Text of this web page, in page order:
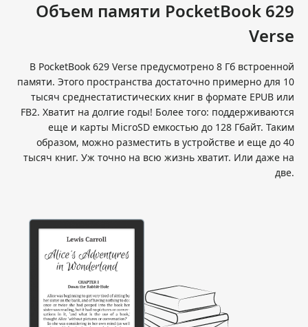
Объем памяти PocketBook 629
Verse
В PocketBook 629 Verse предусмотрено 8 Гб встроенной
памяти. Этого пространства достаточно примерно для 10
тысяч среднестатистических книг в формате EPUB или
FB2. Хватит на долгие годы! Более того: поддерживаются
еще и карты MicroSD емкостью до 128 Гбайт. Таким
образом, можно разместить в устройстве и еще до 40
тысяч книг. Уж точно на всю жизнь хватит. Или даже на
две.